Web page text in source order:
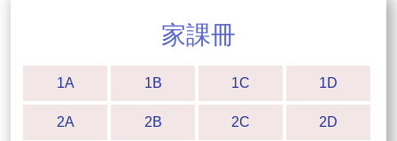
家課冊
1A 1B 1C 1D
2A 2B 2C 2D